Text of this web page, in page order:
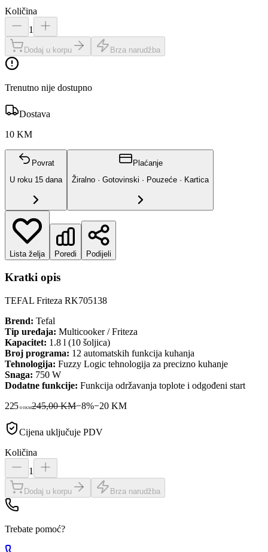
Količina
1
Dodaj u korpu Brza narudžba
Trenutno nije dostupno
Dostava
10 KM
Povrat
U roku 15 dana
Plaćanje
Žiralno · Gotovinski · Pouzeće · Kartica
Lista želja Poredi Podijeli
Kratki opis
TEFAL Friteza RK705138
Brend: Tefal
Tip uređaja: Multicooker / Friteza
Kapacitet: 1.8 l (10 šoljica)
Broj programa: 12 automatskih funkcija kuhanja
Tehnologija: Fuzzy Logic tehnologija za precizno kuhanje
Snaga: 750 W
Dodatne funkcije: Funkcija održavanja toplote i odgođeni start
225 00KM245,00 KM−8%−20 KM
Cijena uključuje PDV
Količina
1
Dodaj u korpu Brza narudžba
Trebate pomoć?